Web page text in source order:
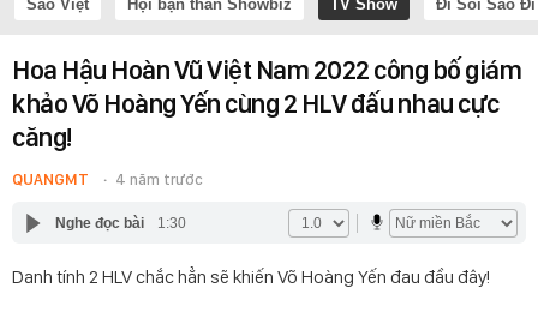
Sao Việt Hội bạn thân Showbiz TV Show Đi Soi Sao Đi
Hoa Hậu Hoàn Vũ Việt Nam 2022 công bố giám
khảo Võ Hoàng Yến cùng 2 HLV đấu nhau cực
căng!
QUANGMT 4 năm trước
Nghe đọc bài 1:30
Danh tính 2 HLV chắc hẳn sẽ khiến Võ Hoàng Yến đau đầu đây!